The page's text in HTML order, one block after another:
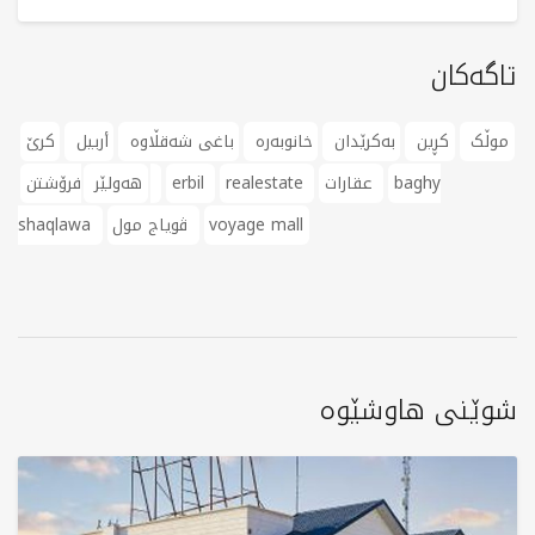
تاگەکان
موڵک کڕین بەکرێدان خانوبەرە باغی شەقڵاوە أربيل
کرێ
هەولێر
erbil realestate
baghy
shaqlawa
voyage mall
شوێنی هاوشێوە